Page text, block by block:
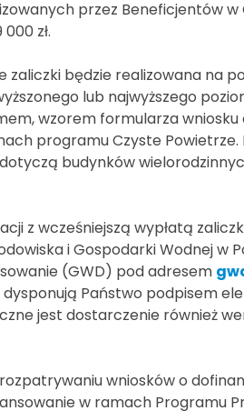
przez Beneficjentów
zł.
będzie realizowana na
lub najwyższego
wzorem formularza wniosku
programu Czyste Powietrze.
budynków
z wcześniejszą wypłatą
i Gospodarki Wodnej w
(GWD) pod adresem
Państwo podpisem
jest dostarczenie również
wniosków o
w ramach Programu